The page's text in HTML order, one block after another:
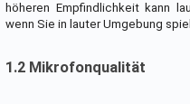
höheren Empfindlichkeit kann
wenn Sie in lauter Umgebung
1.2 Mikrofonqualität